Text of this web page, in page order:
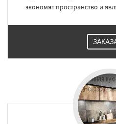
экономят пространство и